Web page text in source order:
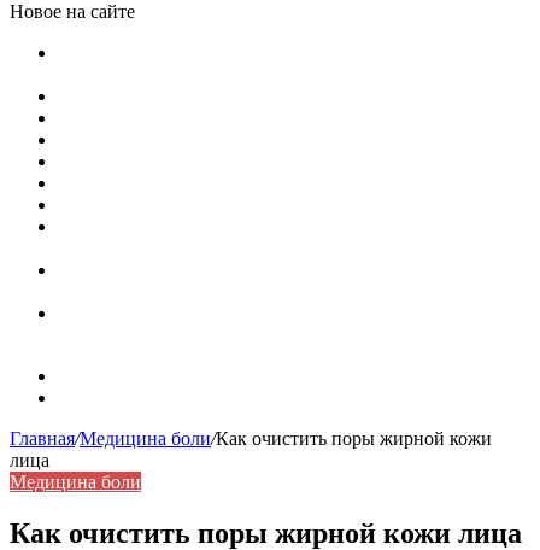
Новое на сайте
Главная/Медицина боли/Как очистить поры жирной кожи
лица
Медицина боли
Как очистить поры жирной кожи лица